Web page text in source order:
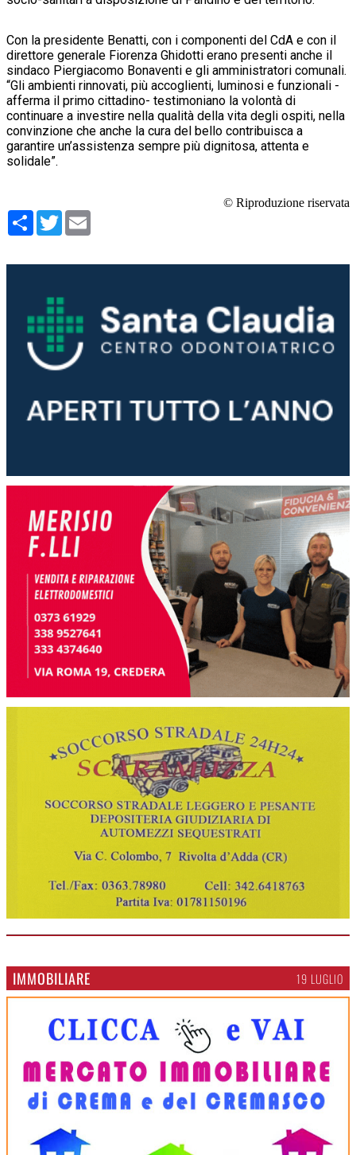
Con la presidente Benatti, con i componenti del CdA e con il
direttore generale Fiorenza Ghidotti erano presenti anche il
sindaco Piergiacomo Bonaventi e gli amministratori comunali.
“Gli ambienti rinnovati, più accoglienti, luminosi e funzionali -
afferma il primo cittadino- testimoniano la volontà di
continuare a investire nella qualità della vita degli ospiti, nella
convinzione che anche la cura del bello contribuisca a
garantire un’assistenza sempre più dignitosa, attenta e
solidale”.
© Riproduzione riservata
Condividi
Twitter
IMMOBILIARE 19 LUGLIO